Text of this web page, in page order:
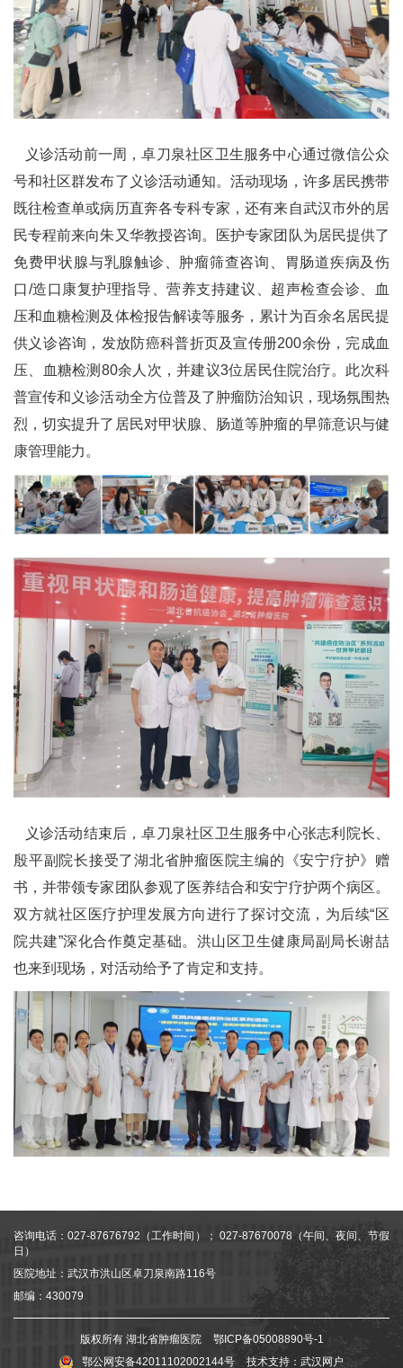
义诊活动前一周，卓刀泉社区卫生服务中心通过微信公众
号和社区群发布了义诊活动通知。活动现场，许多居民携带
既往检查单或病历直奔各专科专家，还有来自武汉市外的居
民专程前来向朱又华教授咨询。医护专家团队为居民提供了
免费甲状腺与乳腺触诊、肿瘤筛查咨询、胃肠道疾病及伤
口/造口康复护理指导、营养支持建议、超声检查会诊、血
压和血糖检测及体检报告解读等服务，累计为百余名居民提
供义诊咨询，发放防癌科普折页及宣传册200余份，完成血
压、血糖检测80余人次，并建议3位居民住院治疗。此次科
普宣传和义诊活动全方位普及了肿瘤防治知识，现场氛围热
烈，切实提升了居民对甲状腺、肠道等肿瘤的早筛意识与健
康管理能力。
义诊活动结束后，卓刀泉社区卫生服务中心张志利院长、
殷平副院长接受了湖北省肿瘤医院主编的《安宁疗护》赠
书，并带领专家团队参观了医养结合和安宁疗护两个病区。
双方就社区医疗护理发展方向进行了探讨交流，为后续“区
院共建”深化合作奠定基础。洪山区卫生健康局副局长谢喆
也来到现场，对活动给予了肯定和支持。
咨询电话：027-87676792（工作时间）； 027-87670078（午间、夜间、节假
日）
医院地址：武汉市洪山区卓刀泉南路116号
邮编：430079
版权所有 湖北省肿瘤医院
鄂ICP备05008890号-1
鄂公网安备42011102002144号
技术支持： 武汉网户